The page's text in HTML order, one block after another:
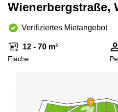
Wienerbergstraße,
Verifiziertes Mietangebot
12 - 70 m²
Fläche